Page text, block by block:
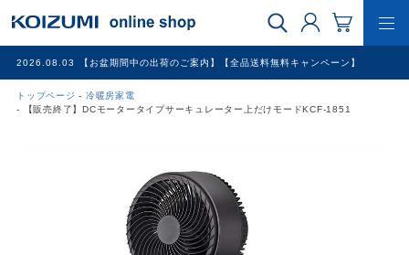
2026.08.03 【お盆期間中の出荷のご案内】【全品送料無料キャンペーン】
トップページ
冷暖房家電
【販売終了】DCモータータイプサーキュレーター上だけモードKCF-1851
WEB限定品